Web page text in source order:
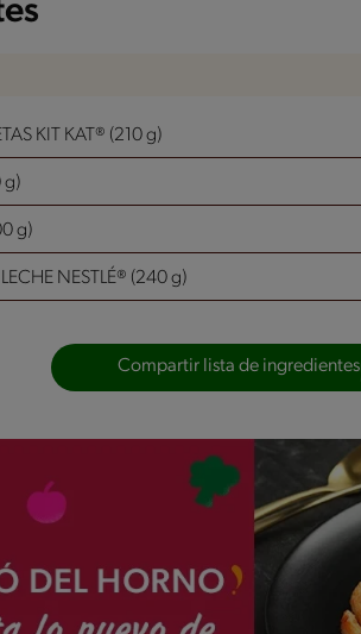
KIT KAT® (210 g)
g)
g)
LECHE NESTLÉ® (240 g)
Compartir lista de ingredientes